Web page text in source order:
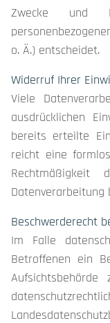
Zwecke und
o. Ä.) entscheidet.
Widerruf Ihrer
Viele
ausdrücklichen
bereits erteilte
reicht eine
Beschwerderecht
Im Falle
Betroffenen ein
Aufsichtsbehörde